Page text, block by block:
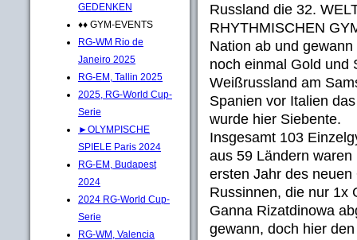
GEDENKEN
♦♦ GYM-EVENTS
RG-WM Rio de
Janeiro 2025
RG-EM, Tallin 2025
2025, RG-World Cup-
Serie
►OLYMPISCHE
SPIELE Paris 2024
RG-EM, Budapest
2024
2024 RG-World Cup-
Serie
RG-WM, Valencia
Russland die 32.
RHYTHMISCHEN
Nation ab und
noch einmal Gold und
Weißrussland am
Spanien vor Italien
wurde hier Siebente.
Insgesamt 103
aus 59 Ländern
ersten Jahr des
Russinnen, die nur 1x
Ganna Rizatdinowa
gewann, doch hier